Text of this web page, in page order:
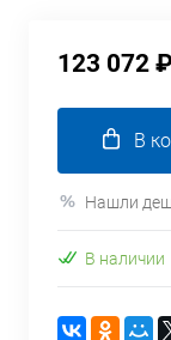
123 072 ₽
В
Нашли
В наличии